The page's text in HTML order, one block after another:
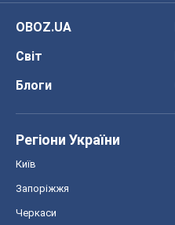
OBOZ.UA
Світ
Блоги
Регіони України
Київ
Запоріжжя
Черкаси